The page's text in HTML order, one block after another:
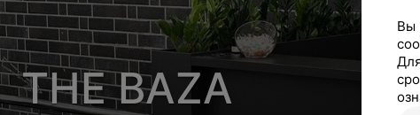
THE BAZA
Вы